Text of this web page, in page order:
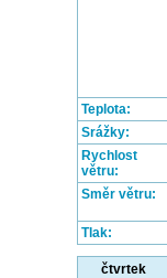
Teplota:
Srážky:
Rychlost
větru:
Směr větru:
Tlak:
čtvrtek